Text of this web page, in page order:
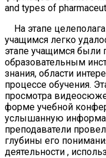
and types of
На этапе
учащимся легко
этапе учащимся
образовательным
знания, области
процессе обучения.
просмотра
форме учебной
услышанную
преподаватели
глубины его
деятельности ,